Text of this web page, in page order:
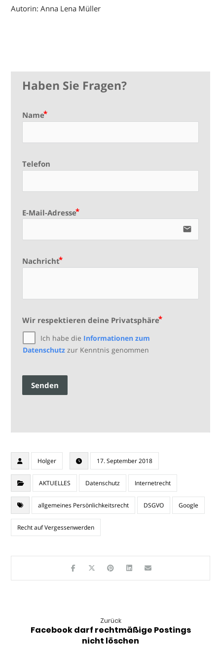
Autorin: Anna Lena Müller
Haben Sie Fragen?
Name
Telefon
E-Mail-Adresse
email
Nachricht
Wir respektieren deine Privatsphäre
Ich habe die Informationen zum
Datenschutzzur Kenntnis genommen
Senden
Holger 17. September 2018
AKTUELLES Datenschutz Internetrecht
allgemeines Persönlichkeitsrecht DSGVO Google
Recht auf Vergessenwerden
Zurück
Facebook darf rechtmäßige Postings
nicht löschen